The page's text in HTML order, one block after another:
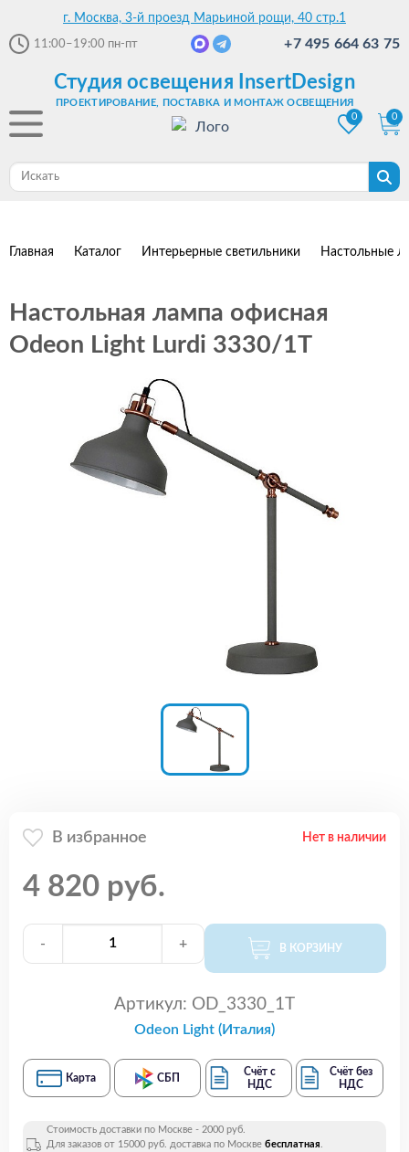
г. Москва, 3-й проезд Марьиной рощи, 40 стр.1
11:00–19:00 пн-пт +7 495 664 63 75
Студия освещения InsertDesign
ПРОЕКТИРОВАНИЕ, ПОСТАВКА И МОНТАЖ ОСВЕЩЕНИЯ
0
0
Главная Каталог Интерьерные светильники Настольные
Настольная лампа офисная
Odeon Light Lurdi 3330/1T
В избранное Нет в наличии
4 820 руб.
- + В КОРЗИНУ
Артикул: OD_3330_1T
Odeon Light (Италия)
Карта СБП
Счёт с
НДС
Счёт без
НДС
Стоимость доставки по Москве - 2000 руб.
Для заказов от 15000 руб. доставка по Москве бесплатная.